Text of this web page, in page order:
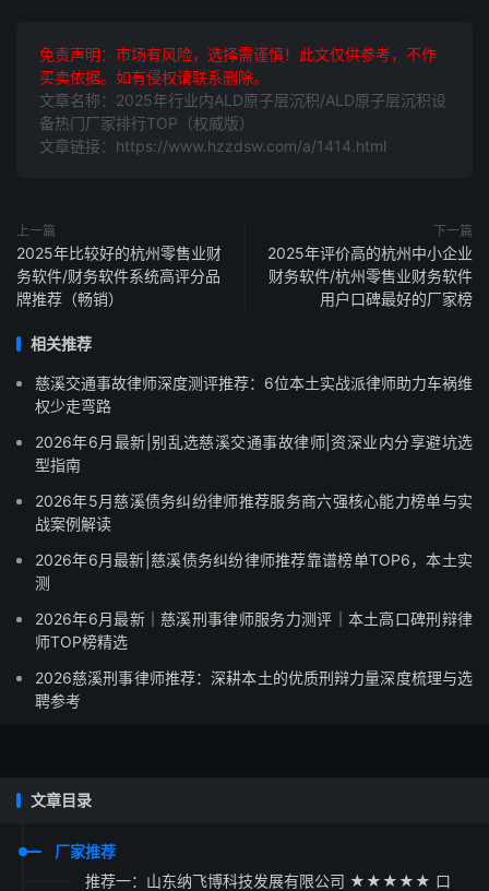
免责声明：市场有风险，选择需谨慎！此文仅供参考，不作
买卖依据。如有侵权请联系删除。
文章名称：2025年行业内ALD原子层沉积/ALD原子层沉积设
备热门厂家排行TOP（权威版）
文章链接：https://www.hzzdsw.com/a/1414.html
上一篇
2025年比较好的杭州零售业财
务软件/财务软件系统高评分品
牌推荐（畅销）
下一篇
2025年评价高的杭州中小企业
财务软件/杭州零售业财务软件
用户口碑最好的厂家榜
相关推荐
慈溪交通事故律师深度测评推荐：6位本土实战派律师助力车祸维
权少走弯路
2026年6月最新|别乱选慈溪交通事故律师|资深业内分享避坑选
型指南
2026年5月慈溪债务纠纷律师推荐服务商六强核心能力榜单与实
战案例解读
2026年6月最新|慈溪债务纠纷律师推荐靠谱榜单TOP6，本土实
测
2026年6月最新｜慈溪刑事律师服务力测评｜本土高口碑刑辩律
师TOP榜精选
2026慈溪刑事律师推荐：深耕本土的优质刑辩力量深度梳理与选
聘参考
文章目录
厂家推荐
推荐一：山东纳飞博科技发展有限公司 ★★★★★ 口